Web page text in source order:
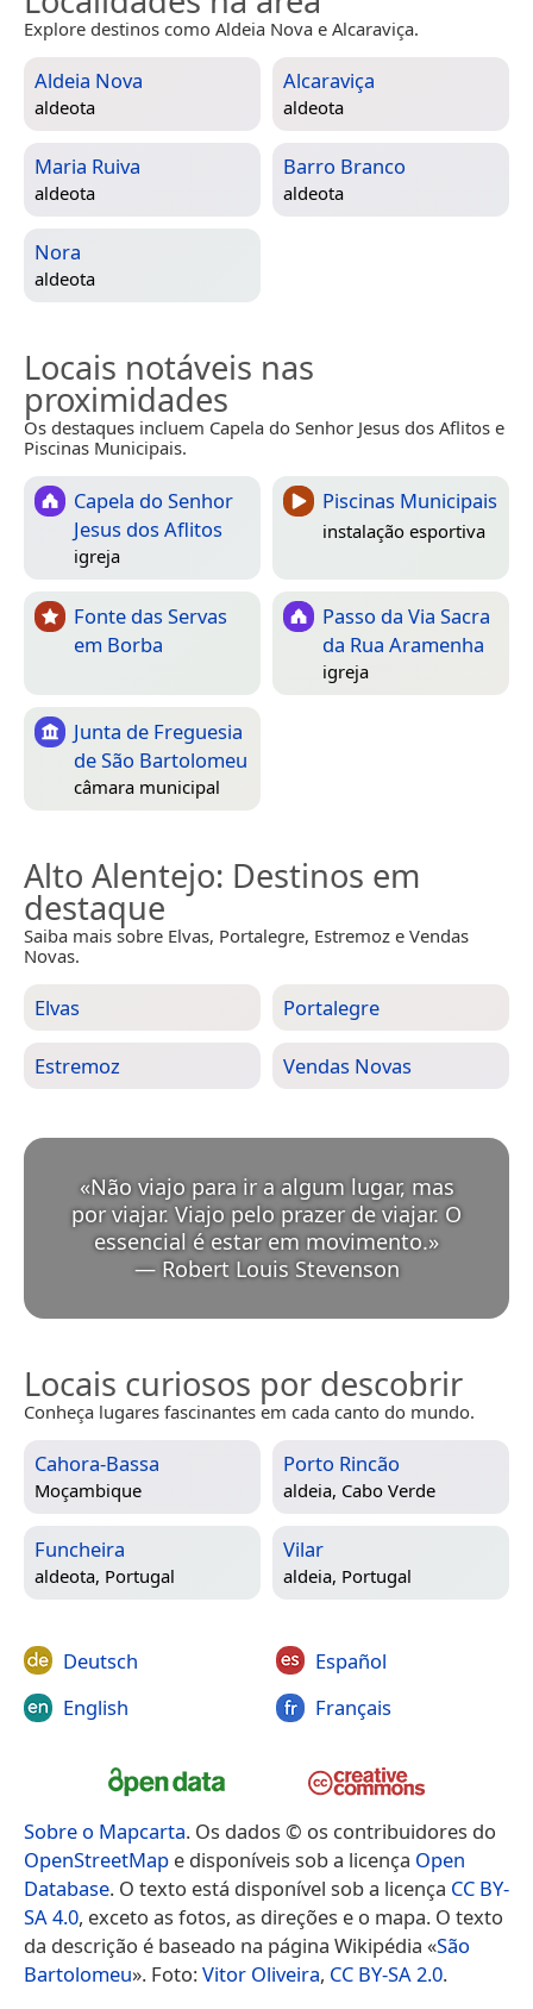
Explore destinos como Aldeia Nova e Alcaraviça.
Aldeia Nova
aldeota
Alcaraviça
aldeota
Maria Ruiva
aldeota
Barro Branco
aldeota
Nora
aldeota
Locais notáveis nas
proximidades
Os destaques incluem Capela do Senhor Jesus dos Aflitos e
Piscinas Municipais.
Capela do Senhor
Jesus dos Aflitos
igreja
Piscinas Municipais
instalação esportiva
Fonte das Servas
em Borba
Passo da Via Sacra
da Rua Aramenha
igreja
Junta de Freguesia
de São Bartolomeu
câmara municipal
Alto Alentejo: Destinos em
destaque
Saiba mais sobre Elvas, Portalegre, Estremoz e Vendas
Novas.
Elvas Portalegre
Estremoz Vendas Novas
«Não viajo para ir a algum lugar, mas
por viajar. Viajo pelo prazer de viajar. O
essencial é estar em movimento.
— Robert Louis Stevenson
Locais curiosos por descobrir
Conheça lugares fascinantes em cada canto do mundo.
Cahora-Bassa
Moçambique
Porto Rincão
aldeia, Cabo Verde
Funcheira
aldeota, Portugal
Vilar
aldeia, Portugal
Deutsch
English
Español
Français
Sobre o Mapcarta. Os dados © os contribuidores do
OpenStreetMap e disponíveis sob a licença Open
Database. O texto está disponível sob a licença CC BY-
SA 4.0, exceto as fotos, as direções e o mapa. O texto
da descrição é baseado na página Wikipédia «São
Bartolomeu». Foto:Vitor Oliveira, CC BY-SA 2.0.